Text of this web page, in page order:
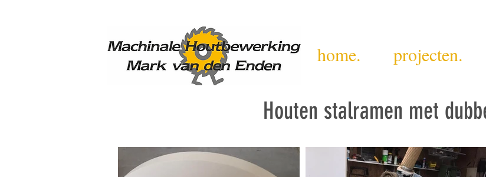
home. projecten.
Houten stalramen met